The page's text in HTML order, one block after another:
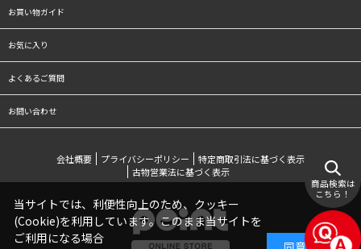
お買い物ガイド
お気に入り
よくあるご質問
お問い合わせ
会社概要 プライバシーポリシー
特定商取引法に基づく表示
古物営業法に基づく表示
商品検索は
こちら！
当サイトでは、利便性向上のため、クッキー
(Cookie)を利用しています。このまま当サイトを
ご利用になる場合